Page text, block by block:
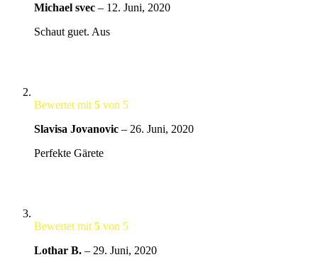
Michael svec – 12. Juni, 2020
Schaut guet. Aus
Bewertet mit 5 von 5
Slavisa Jovanovic – 26. Juni, 2020
Perfekte Gärete
Bewertet mit 5 von 5
Lothar B. – 29. Juni, 2020